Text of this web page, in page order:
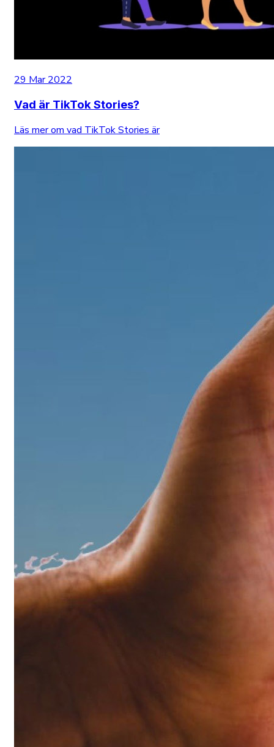
29 Mar 2022
Vad är TikTok Stories?
Läs mer om vad TikTok Stories är